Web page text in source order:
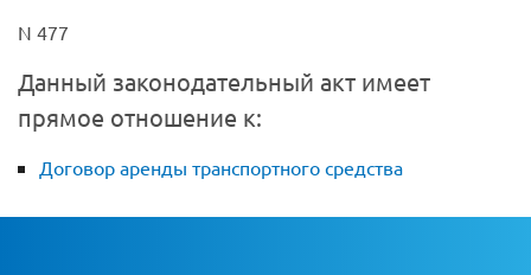
N 477
Данный законодательный акт имеет
прямое отношение к:
Договор аренды транспортного средства